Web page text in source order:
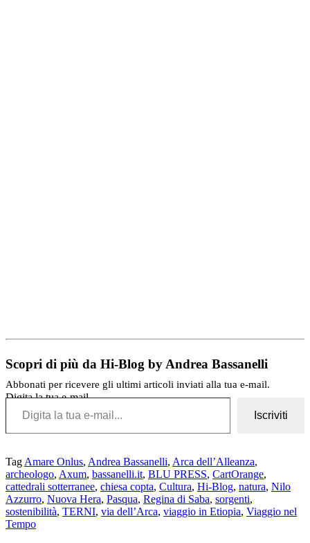
Scopri di più da Hi-Blog by Andrea Bassanelli
Abbonati per ricevere gli ultimi articoli inviati alla tua e-mail.
Digita la tua e-mail...
Iscriviti
Tag Amare Onlus, Andrea Bassanelli, Arca dell’Alleanza,
archeologo, Axum, bassanelli.it, BLU PRESS, CartOrange,
cattedrali sotterranee, chiesa copta, Cultura, Hi-Blog, natura, Nilo
Azzurro, Nuova Hera, Pasqua, Regina di Saba, sorgenti,
sostenibilità, TERNI, via dell’Arca, viaggio in Etiopia, Viaggio nel
Tempo